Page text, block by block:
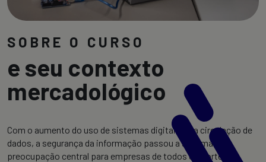
SOBRE O CURSO
e seu contexto
mercadológico
Com o aumento do uso de sistemas digitais e da circulação de
dados, a segurança da informação passou a ser uma
preocupação central para empresas de todos os portes. O